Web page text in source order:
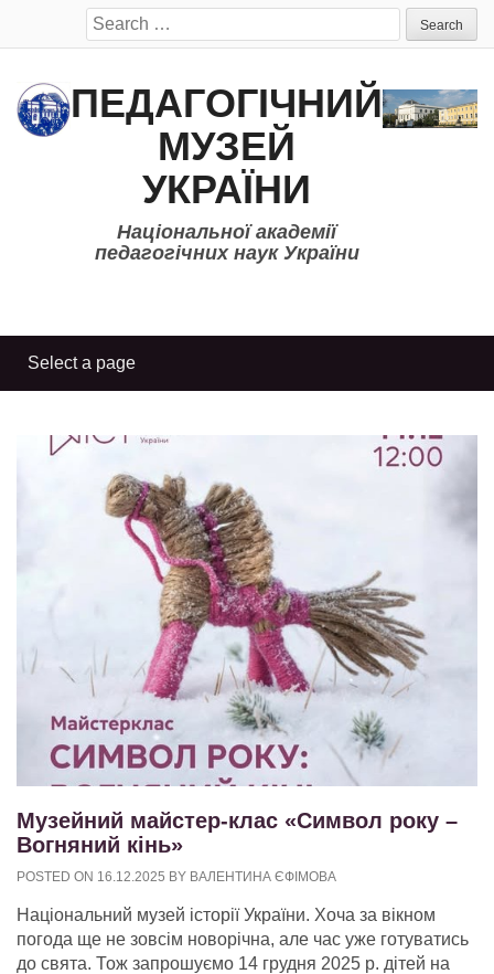
Search
for:
ПЕДАГОГІЧНИЙ
МУЗЕЙ
УКРАЇНИ
Національної академії
педагогічних наук України
Музейний майстер-клас «Символ року –
Вогняний кінь»
POSTED ON 16.12.2025 BY ВАЛЕНТИНА ЄФІМОВА
Національний музей історії України. Хоча за вікном
погода ще не зовсім новорічна, але час уже готуватись
до свята. Тож запрошуємо 14 грудня 2025 р. дітей на